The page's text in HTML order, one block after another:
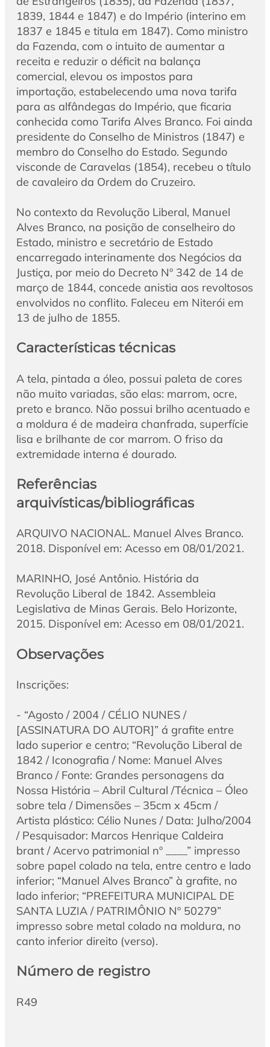
1839, 1844 e 1847) e do Império (interino em
1837 e 1845 e titula em 1847). Como ministro
da Fazenda, com o intuito de aumentar a
receita e reduzir o déficit na balança
comercial, elevou os impostos para
importação, estabelecendo uma nova tarifa
para as alfândegas do Império, que ficaria
conhecida como Tarifa Alves Branco. Foi ainda
presidente do Conselho de Ministros (1847) e
membro do Conselho do Estado. Segundo
visconde de Caravelas (1854), recebeu o título
de cavaleiro da Ordem do Cruzeiro.
No contexto da Revolução Liberal, Manuel
Alves Branco, na posição de conselheiro do
Estado, ministro e secretário de Estado
encarregado interinamente dos Negócios da
Justiça, por meio do Decreto Nº 342 de 14 de
março de 1844, concede anistia aos revoltosos
envolvidos no conflito. Faleceu em Niterói em
13 de julho de 1855.
Características técnicas
A tela, pintada a óleo, possui paleta de cores
não muito variadas, são elas: marrom, ocre,
preto e branco. Não possui brilho acentuado e
a moldura é de madeira chanfrada, superfície
lisa e brilhante de cor marrom. O friso da
extremidade interna é dourado.
Referências
arquivísticas/bibliográficas
ARQUIVO NACIONAL. Manuel Alves Branco.
2018. Disponível em: Acesso em 08/01/2021.
MARINHO, José Antônio. História da
Revolução Liberal de 1842. Assembleia
Legislativa de Minas Gerais. Belo Horizonte,
2015. Disponível em: Acesso em 08/01/2021.
Observações
Inscrições:
- “Agosto / 2004 / CÉLIO NUNES /
[ASSINATURA DO AUTOR]” á grafite entre
lado superior e centro; “Revolução Liberal de
1842 / Iconografia / Nome: Manuel Alves
Branco / Fonte: Grandes personagens da
Nossa História – Abril Cultural /Técnica – Óleo
sobre tela / Dimensões – 35cm x 45cm /
Artista plástico: Célio Nunes / Data: Julho/2004
/ Pesquisador: Marcos Henrique Caldeira
brant / Acervo patrimonial nº ____” impresso
sobre papel colado na tela, entre centro e lado
inferior; “Manuel Alves Branco” à grafite, no
lado inferior; “PREFEITURA MUNICIPAL DE
SANTA LUZIA / PATRIMÔNIO Nº 50279”
impresso sobre metal colado na moldura, no
canto inferior direito (verso).
Número de registro
R49